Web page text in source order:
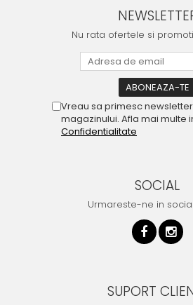
Nu rata ofertele si
Vreau sa primesc
magazinului. Afla mai multe
Confidentialitate
SOCIAL
Urmareste-ne in
SUPORT